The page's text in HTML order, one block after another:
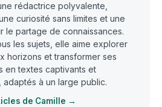
rédactrice polyvalente,
curiosité sans limites et une
le partage de connaissances.
les sujets, elle aime explorer
horizons et transformer ses
en textes captivants et
adaptés à un large public.
de Camille →